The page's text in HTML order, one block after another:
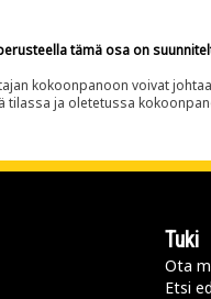
tämä osa on
kokoonpanoon voivat
tilassa ja oletetussa
Tuki
Ota
Etsi